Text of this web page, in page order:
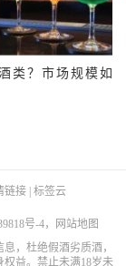
类？市场规模如
链接 标签云
号-4，
网站地图
，杜绝假酒劣质酒，
益。禁止未满18岁未